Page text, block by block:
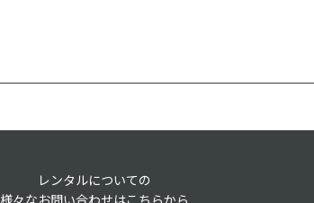
レンタルについての
様々なお問い合わせはこちらから